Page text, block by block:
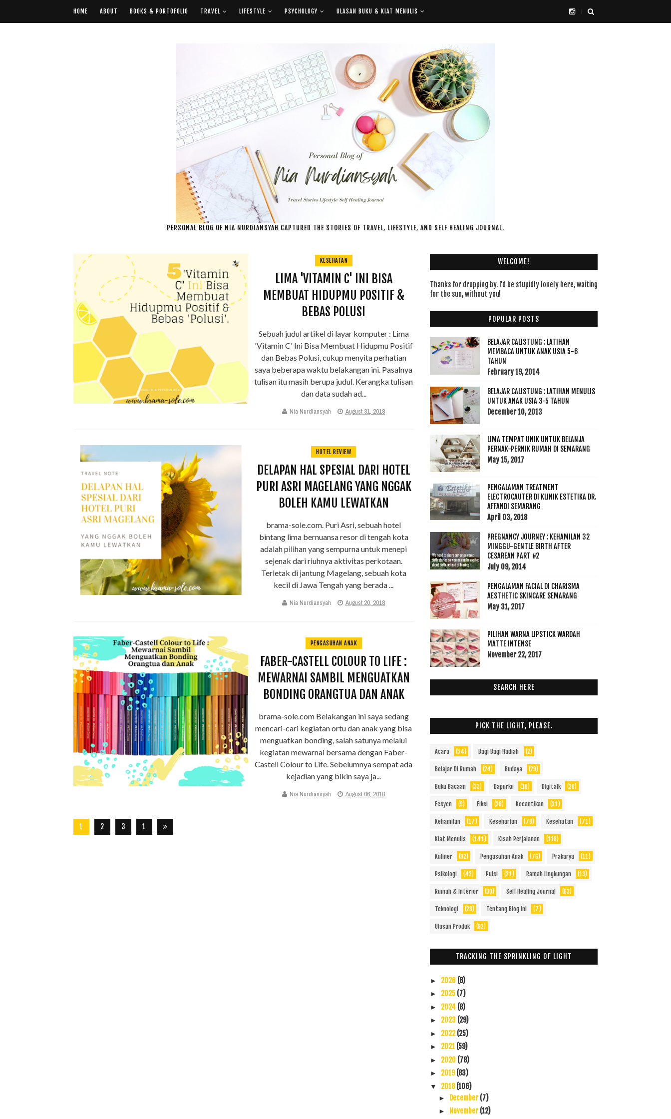
HOME ABOUT BOOKS & PORTOFOLIO TRAVEL LIFESTYLE PSYCHOLOGY ULASAN BUKU & KIAT MENULIS
PERSONAL BLOG OF NIA NURDIANSYAH CAPTURED THE STORIES OF TRAVEL, LIFESTYLE, AND SELF HEALING JOURNAL.
KESEHATAN
LIMA 'VITAMIN C' INI BISA
MEMBUAT HIDUPMU POSITIF &
BEBAS POLUSI
Sebuah judul artikel di layar komputer : Lima
'Vitamin C' Ini Bisa Membuat Hidupmu Positif
dan Bebas Polusi, cukup menyita perhatian
saya beberapa waktu belakangan ini. Pasalnya
tulisan itu masih berupa judul. Kerangka tulisan
dan data sudah ad...
Nia Nurdiansyah August 31, 2018
HOTEL REVIEW
DELAPAN HAL SPESIAL DARI HOTEL
PURI ASRI MAGELANG YANG NGGAK
BOLEH KAMU LEWATKAN
brama-sole.com. Puri Asri, sebuah hotel
bintang lima bernuansa resor di tengah kota
adalah pilihan yang sempurna untuk menepi
sejenak dari riuhnya aktivitas perkotaan.
Terletak di jantung Magelang, sebuah kota
kecil di Jawa Tengah yang berada ...
Nia Nurdiansyah August 20, 2018
PENGASUHAN ANAK
FABER-CASTELL COLOUR TO LIFE :
MEWARNAI SAMBIL MENGUATKAN
BONDING ORANGTUA DAN ANAK
brama-sole.com Belakangan ini saya sedang
mencari-cari kegiatan ortu dan anak yang bisa
menguatkan bonding, salah satunya melalui
kegiatan mewarnai bersama dengan Faber-
Castell Colour to Life. Sebelumnya sempat ada
kejadian yang bikin saya ja...
Nia Nurdiansyah August 06, 2018
1 2 3
1
WELCOME!
Thanks for dropping by. I'd be stupidly lonely here, waiting
for the sun, without you!
POPULAR POSTS
BELAJAR CALISTUNG : LATIHAN
MEMBACA UNTUK ANAK USIA 5-6
TAHUN
February 19, 2014
BELAJAR CALISTUNG : LATIHAN MENULIS
UNTUK ANAK USIA 3-5 TAHUN
December 10, 2013
LIMA TEMPAT UNIK UNTUK BELANJA
PERNAK-PERNIK RUMAH DI SEMARANG
May 15, 2017
PENGALAMAN TREATMENT
ELECTROCAUTER DI KLINIK ESTETIKA DR.
AFFANDI SEMARANG
April 03, 2018
PREGNANCY JOURNEY : KEHAMILAN 32
MINGGU-GENTLE BIRTH AFTER
CESAREAN PART #2
July 09, 2014
PENGALAMAN FACIAL DI CHARISMA
AESTHETIC SKINCARE SEMARANG
May 31, 2017
PILIHAN WARNA LIPSTICK WARDAH
MATTE INTENSE
November 22, 2017
SEARCH HERE
PICK THE LIGHT, PLEASE.
Acara (54) Bagi Bagi Hadiah (2)
Belajar Di Rumah (24) Budaya (29)
Buku Bacaan (33) Dapurku (18) Digitalk (28)
Fesyen (9) Fiksi (28) Kecantikan (31)
Kehamilan (17) Keseharian (78) Kesehatan (71)
Kiat Menulis (141) Kisah Perjalanan (118)
Kuliner (82) Pengasuhan Anak (76) Prakarya (11)
Psikologi (42) Puisi (21) Ramah Lingkungan (13)
Rumah & Interior (30) Self Healing Journal (63)
Teknologi (28) Tentang Blog Ini (7)
Ulasan Produk (92)
TRACKING THE SPRINKLING OF LIGHT
► 2026 (8)
► 2025 (7)
► 2024 (8)
► 2023 (29)
► 2022(25)
► 2021 (59)
► 2020 (78)
► 2019(83)
▼ 2018(106)
► December(7)
► November(12)